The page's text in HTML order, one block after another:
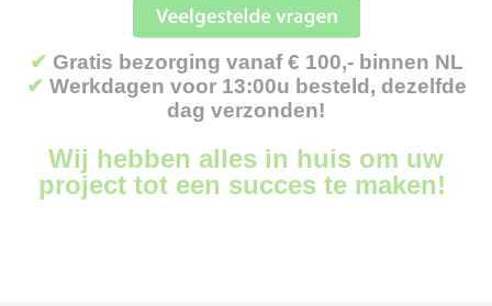
✔ Gratis bezorging vanaf € 100,- binnen NL
✔ Werkdagen voor 13:00u besteld, dezelfde
dag verzonden!
Wij hebben alles in huis om uw
project tot een succes te maken!